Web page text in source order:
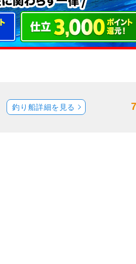
釣り船詳細を見る